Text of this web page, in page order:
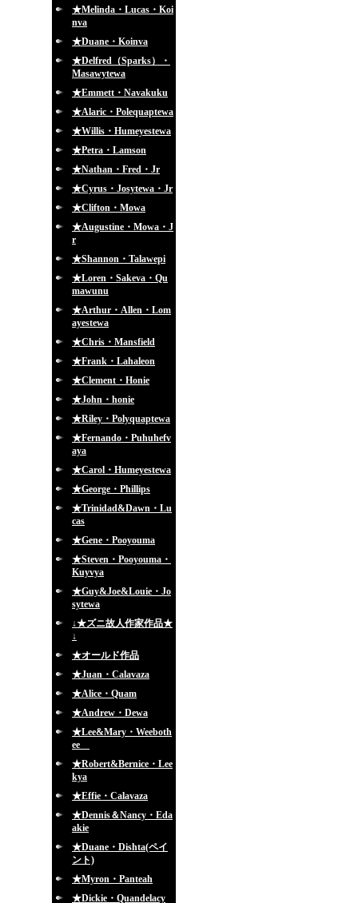
★Melinda・Lucas・Koi
nva
★Duane・Koinva
★Delfred（Sparks）・
Masawytewa
★Emmett・Navakuku
★Alaric・Polequaptewa
★Willis・Humeyestewa
★Petra・Lamson
★Nathan・Fred・Jr
★Cyrus・Josytewa・Jr
★Clifton・Mowa
★Augustine・Mowa・J
r
★Shannon・Talawepi
★Loren・Sakeva・Qu
mawunu
★Arthur・Allen・Lom
ayestewa
★Chris・Mansfield
★Frank・Lahaleon
★Clement・Honie
★John・honie
★Riley・Polyquaptewa
★Fernando・Puhuhefv
aya
★Carol・Humeyestewa
★George・Phillips
★Trinidad&Dawn・Lu
cas
★Gene・Pooyouma
★Steven・Pooyouma・
Kuyvya
★Guy&Joe&Louie・Jo
sytewa
↓★ズニ故人作家作品★
↓
★オールド作品
★Juan・Calavaza
★Alice・Quam
★Andrew・Dewa
★Lee&Mary・Weeboth
ee
★Robert&Bernice・Lee
kya
★Effie・Calavaza
★Dennis＆Nancy・Eda
akie
★Duane・Dishta(ペイ
ント)
★Myron・Panteah
★Dickie・Quandelacy